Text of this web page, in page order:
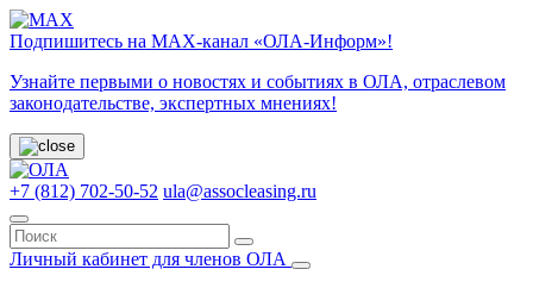
Подпишитесь на МАХ-канал «ОЛА-Информ»!
Узнайте первыми о новостях и событиях в ОЛА, отраслевом
законодательстве, экспертных мнениях!
+7 (812) 702-50-52 ula@assocleasing.ru
Личный кабинет для членов ОЛА